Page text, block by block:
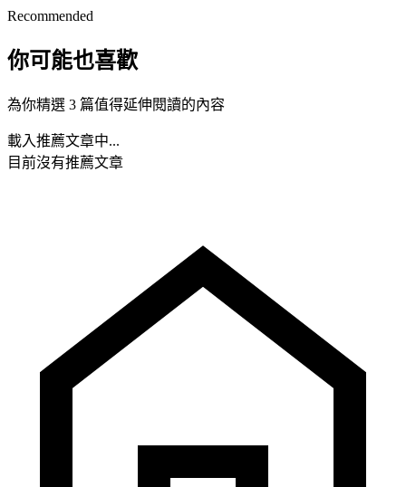
Recommended
你可能也喜歡
為你精選 3 篇值得延伸閱讀的內容
載入推薦文章中...
目前沒有推薦文章